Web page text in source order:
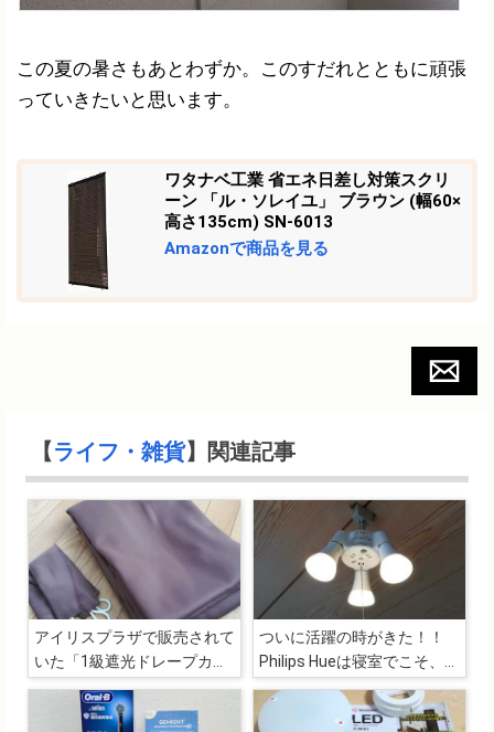
この夏の暑さもあとわずか。このすだれとともに頑張
っていきたいと思います。
ワタナベ工業 省エネ日差し対策スクリ
ーン 「ル・ソレイユ」 ブラウン (幅60×
高さ135cm) SN-6013
Amazonで商品を見る
【ライフ・雑貨】関連記事
アイリスプラザで販売されて
いた「1級遮光ドレープカー
テン」と「レースカーテン」
ついに活躍の時がきた！！
Philips Hueは寝室でこそ、そ
の真価を発揮するの巻